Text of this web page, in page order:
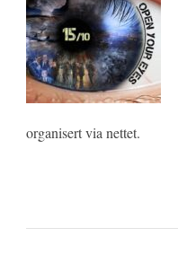
organisert via nettet.